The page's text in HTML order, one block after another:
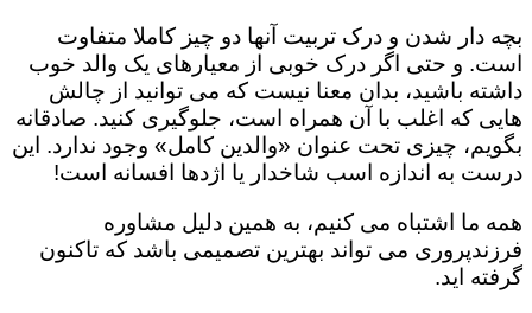
بچه دار شدن و درک تربیت آنها دو چیز کاملا متفاوت
است. و حتی اگر درک خوبی از معیارهای یک والد خوب
داشته باشید، بدان معنا نیست که می توانید از چالش
هایی که اغلب با آن همراه است، جلوگیری کنید. صادقانه
بگویم، چیزی تحت عنوان «والدین کامل» وجود ندارد. این
درست به اندازه اسب شاخدار یا اژدها افسانه است!
همه ما اشتباه می کنیم، به همین دلیل مشاوره
فرزندپروری می تواند بهترین تصمیمی باشد که تاکنون
گرفته اید.